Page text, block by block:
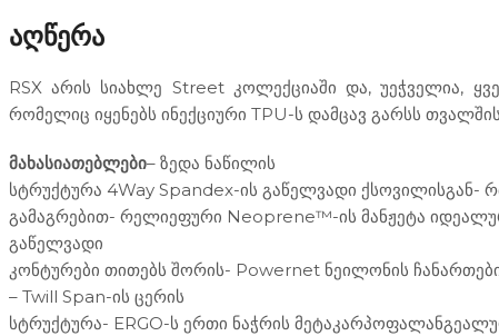
აღწერა
RSX არის სიახლე Street კოლექციაში და, უეჭველია,
რომელიც იყენებს ინექციური TPU-ს დამცავ გარსს
მახასიათებლები– ზედა ნაწილის
სტრუქტურა 4Way Spandex-ის გაწელვადი
გამაგრებით- რელიეფური Neoprene™-ის მანჟეტა
გაწელვადი
კონტურები თითებს შორის- Powernet ნეილონის
– Twill Span-ის ცერის
სტრუქტურა- ERGO-ს ერთი ნაჭრის